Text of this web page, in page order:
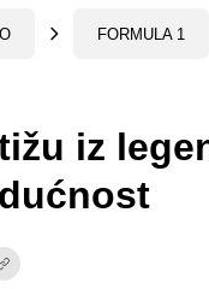
FORMULA 1
iz